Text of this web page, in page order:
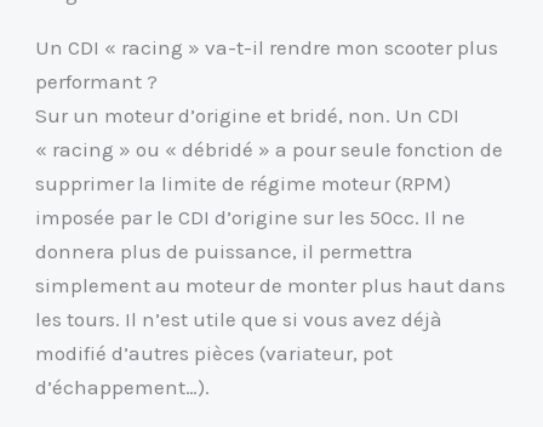
Un CDI « racing » va-t-il rendre mon scooter plus
performant ?
Sur un moteur d’origine et bridé, non. Un CDI
« racing » ou « débridé » a pour seule fonction de
supprimer la limite de régime moteur (RPM)
imposée par le CDI d’origine sur les 50cc. Il ne
donnera plus de puissance, il permettra
simplement au moteur de monter plus haut dans
les tours. Il n’est utile que si vous avez déjà
modifié d’autres pièces (variateur, pot
d’échappement…).